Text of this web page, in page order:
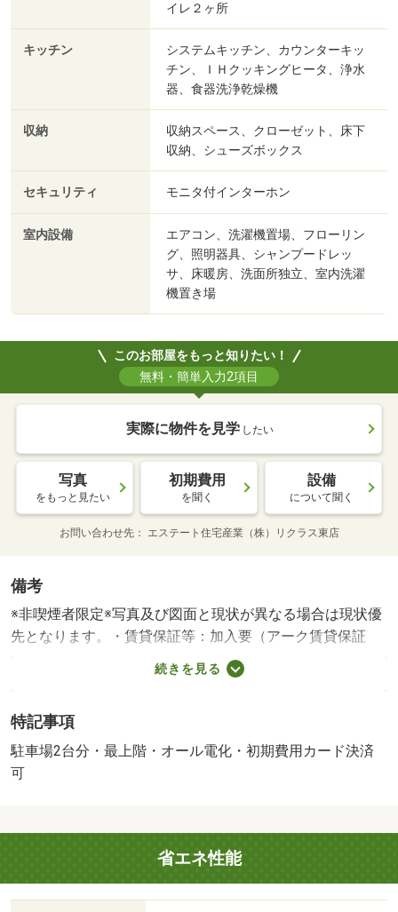
イレ２ヶ所
キッチン
システムキッチン、カウンターキッ
チン、ＩＨクッキングヒータ、浄水
器、食器洗浄乾燥機
収納
収納スペース、クローゼット、床下
収納、シューズボックス
セキュリティ モニタ付インターホン
室内設備
エアコン、洗濯機置場、フローリン
グ、照明器具、シャンプードレッ
サ、床暖房、洗面所独立、室内洗濯
機置き場
このお部屋をもっと知りたい！
無料・簡単入力2項目
実際に物件を見学 したい
写真
をもっと見たい
初期費用
を聞く
設備
について聞く
お問い合わせ先 エステート住宅産業（株）リクラス東店
備考
※非喫煙者限定※写真及び図面と現状が異なる場合は現状優
先となります。・賃貸保証等：加入要（アーク賃貸保証
初回保証料７５，０００円 月額引落料金３３０円 毎年
１０，０００円）・☆戸建て感覚のテラスハウス物件☆無
ンにカウンター＆イス４脚付きダイニング♪１階と２階に洗
面台・トイレがあり、全室エアコン完備で設備充実です♪・
仲介手数料：１．１ヶ月/抗菌施工代 17600円
続きを見る
特記事項
駐車場2台分・最上階・オール電化・初期費用カード決済
可
省エネ性能